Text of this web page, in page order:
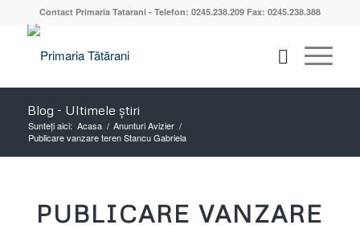
Contact Primaria Tatarani - Telefon: 0245.238.209 Fax: 0245.238.388
Blog - Ultimele știri
Sunteți aici: Acasa / Anunturi Avizier /
Publicare vanzare teren Stancu Gabriela
PUBLICARE VANZARE